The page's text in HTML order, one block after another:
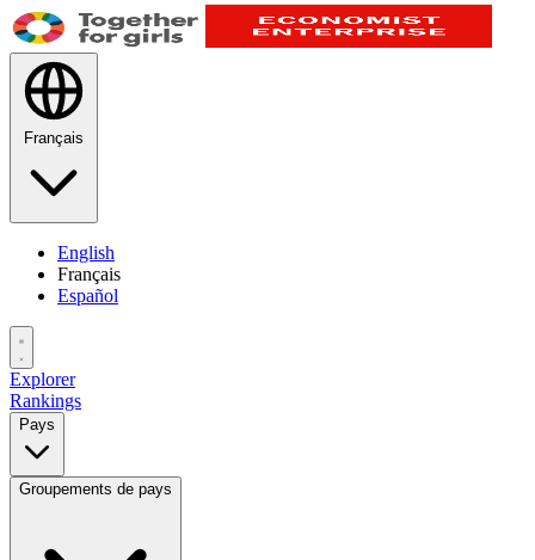
Français
English
Français
Español
Explorer
Rankings
Pays
Groupements de pays